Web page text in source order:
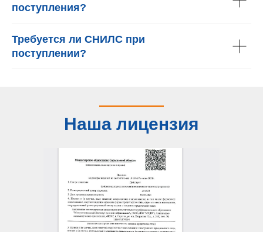
поступления?
Требуется ли СНИЛС при
поступлении?
Наша лицензия